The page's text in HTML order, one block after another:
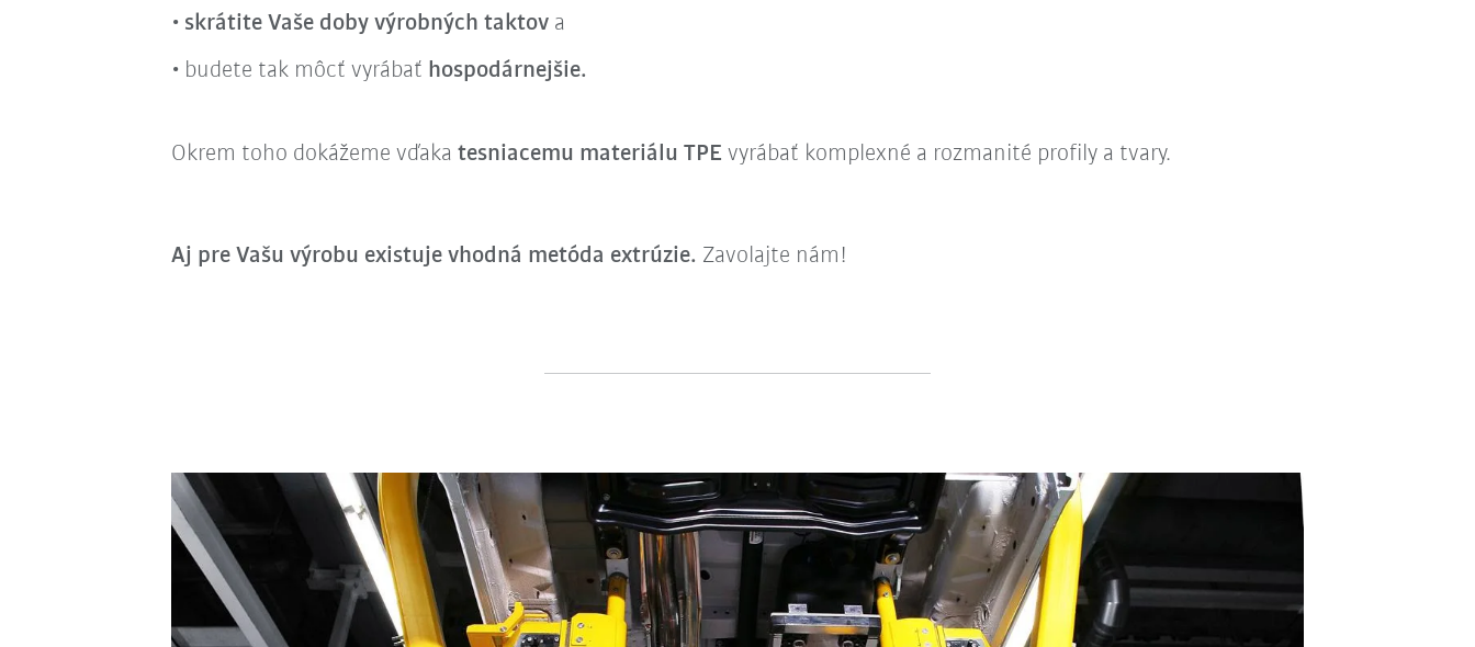
skrátite Vaše doby výrobných taktova
budete tak môcť vyrábať hospodárnejšie.
Okrem toho dokážeme vďaka tesniacemu materiálu TPE vyrábať komplexné a rozmanité profily a tvary.
Aj pre Vašu výrobu existuje vhodná metóda extrúzie. Zavolajte nám!